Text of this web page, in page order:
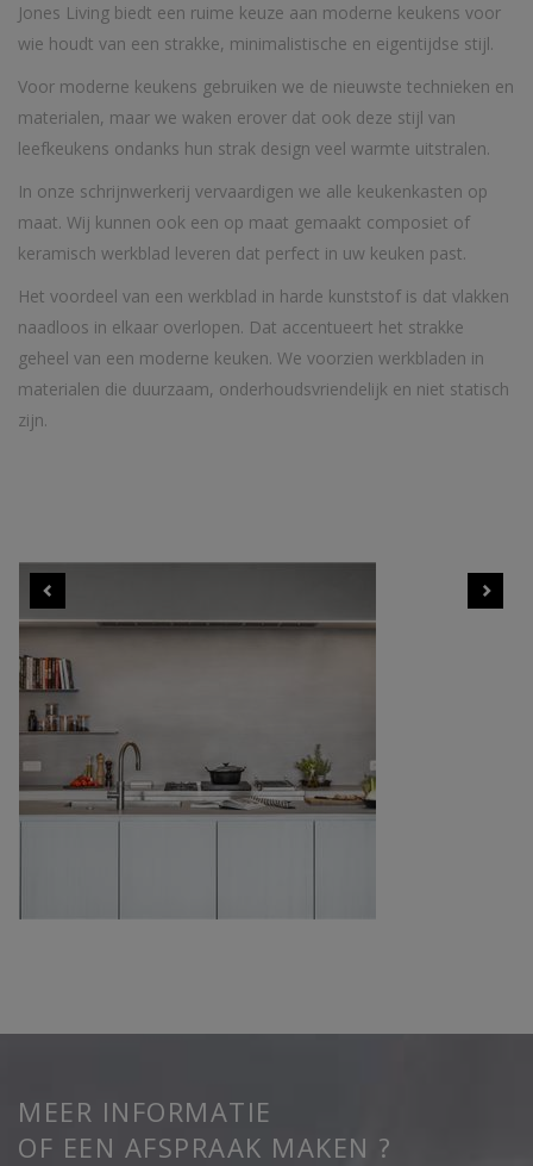
Jones Living biedt een ruime keuze aan moderne keukens voor
wie houdt van een strakke, minimalistische en eigentijdse stijl.
Voor moderne keukens gebruiken we de nieuwste technieken en
materialen, maar we waken erover dat ook deze stijl van
leefkeukens ondanks hun strak design veel warmte uitstralen.
In onze schrijnwerkerij vervaardigen we alle keukenkasten op
maat. Wij kunnen ook een op maat gemaakt composiet of
keramisch werkblad leveren dat perfect in uw keuken past.
Het voordeel van een werkblad in harde kunststof is dat vlakken
naadloos in elkaar overlopen. Dat accentueert het strakke
geheel van een moderne keuken. We voorzien werkbladen in
materialen die duurzaam, onderhoudsvriendelijk en niet statisch
zijn.
MEER INFORMATIE
OF EEN AFSPRAAK MAKEN ?